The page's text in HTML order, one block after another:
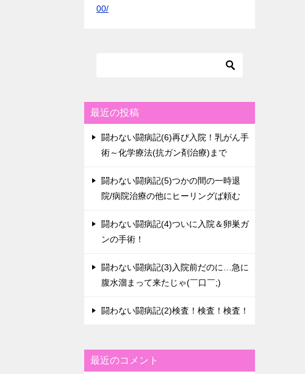
00/
最近の投稿
闘わない闘病記(6)再び入院！乳がん手
術～化学療法(抗ガン剤治療)まで
闘わない闘病記(5)つかの間の一時退
院/病院治療の他にヒーリングば頼む
闘わない闘病記(4)ついに入院＆卵巣ガ
ンの手術！
闘わない闘病記(3)入院前だのに…急に
腹水溜まって来たじゃ(￣口￣;)
闘わない闘病記(2)検査！検査！検査！
最近のコメント